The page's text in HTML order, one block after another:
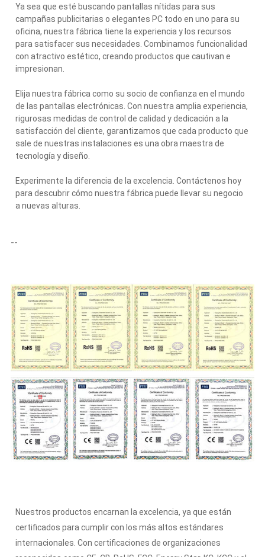
Ya sea que esté buscando pantallas nítidas para sus
campañas publicitarias o elegantes PC todo en uno para su
oficina, nuestra fábrica tiene la experiencia y los recursos
para satisfacer sus necesidades. Combinamos funcionalidad
con atractivo estético, creando productos que cautivan e
impresionan.
Elija nuestra fábrica como su socio de confianza en el mundo
de las pantallas electrónicas. Con nuestra amplia experiencia,
rigurosas medidas de control de calidad y dedicación a la
satisfacción del cliente, garantizamos que cada producto que
sale de nuestras instalaciones es una obra maestra de
tecnología y diseño.
Experimente la diferencia de la excelencia. Contáctenos hoy
para descubrir cómo nuestra fábrica puede llevar su negocio
a nuevas alturas.
--
Nuestros productos encarnan la excelencia, ya que están
certificados para cumplir con los más altos estándares
internacionales. Con certificaciones de organizaciones